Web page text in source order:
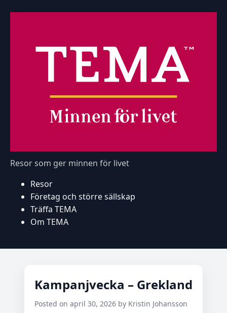
Resor som ger minnen för livet
Resor
Företag och större sällskap
Träffa TEMA
Om TEMA
Kampanjvecka – Grekland
Posted on april 30, 2026 by Kristin Johansson